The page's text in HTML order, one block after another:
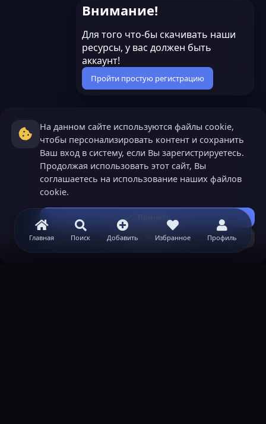
Главная Поиск Добавить Избранное Профиль
л
с с
Внимание!
Для того что-бы скачивать наши
ресурсы, у вас должен быть
аккаунт!
Пройти простую регистрацию
На данном сайте используются файлы cookie,
чтобы персонализировать контент и сохранить
Ваш вход в систему, если Вы зарегистрируетесь.
Продолжая использовать этот сайт, Вы
соглашаетесь на использование наших файлов
cookie.
Принять
Узнать больше...